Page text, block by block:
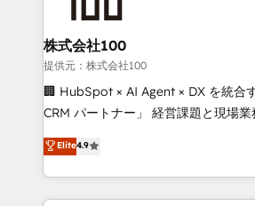
and build AI-powered workflows
from week one, in your time zone. What we do ➤
Onboarding: Live in weeks, with
around your business, not a
Move from any legacy CRM. Zero
run your revenue process. Sales,
service wired together. ➤ AI and
株式会社100
提供元：株式会社100
🏢 HubSpot × AI Agent × DX を統合
CRM パートナー」 経営課題と現場業務をつなぐAIネイ
ティブ・エージェンシーとして、
力で顧客フロント業務を再設計します。 💡 100inc
をする会社か？ HubSpotを共通基盤
トを組み込んだ顧客フロント業務（
Elite4.9